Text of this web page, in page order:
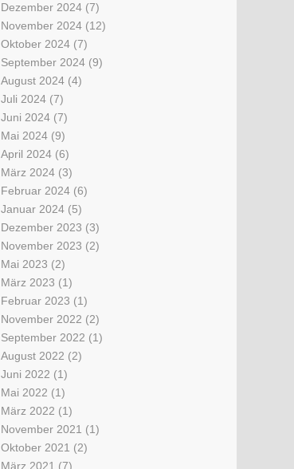
Dezember 2024 (7)
November 2024 (12)
Oktober 2024 (7)
September 2024 (9)
August 2024 (4)
Juli 2024 (7)
Juni 2024 (7)
Mai 2024 (9)
April 2024 (6)
März 2024 (3)
Februar 2024 (6)
Januar 2024 (5)
Dezember 2023 (3)
November 2023 (2)
Mai 2023 (2)
März 2023 (1)
Februar 2023 (1)
November 2022 (2)
September 2022 (1)
August 2022 (2)
Juni 2022 (1)
Mai 2022 (1)
März 2022 (1)
November 2021 (1)
Oktober 2021 (2)
März 2021 (7)